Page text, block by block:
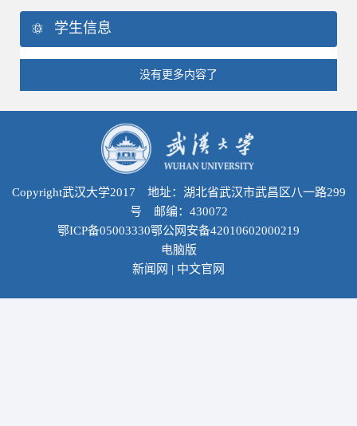
学生信息
没有更多内容了
Copyright武汉大学2017 地址：湖北省武汉市武昌区八一路299
号 邮编：430072
鄂ICP备05003330鄂公网安备42010602000219
电脑版
新闻网 | 中文官网